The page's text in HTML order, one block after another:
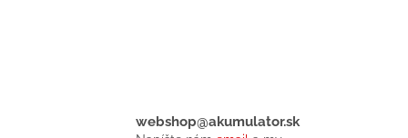
webshop@akumulator.sk